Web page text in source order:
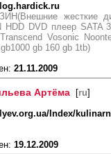
жесткие
HDD DVD плеер SATA
Vosonic
gb 160 gb 1tb)
21.11.2009
Артёма [ru]
Index/
19.12.2009